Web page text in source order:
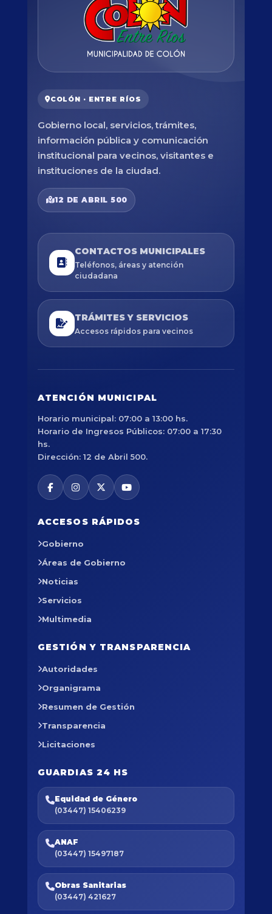
COLÓN · ENTRE RÍOS
Gobierno local, servicios, trámites,
información pública y comunicación
institucional para vecinos, visitantes e
instituciones de la ciudad.
12 DE ABRIL 500
CONTACTOS MUNICIPALES
Teléfonos, áreas y atención
ciudadana
TRÁMITES Y SERVICIOS
Accesos rápidos para vecinos
ATENCIÓN MUNICIPAL
Horario municipal: 07:00 a 13:00 hs.
Horario de Ingresos Públicos: 07:00 a 17:30
hs.
Dirección: 12 de Abril 500.
ACCESOS RÁPIDOS
Gobierno
Áreas de Gobierno
Noticias
Servicios
Multimedia
GESTIÓN Y TRANSPARENCIA
Autoridades
Organigrama
Resumen de Gestión
Transparencia
Licitaciones
GUARDIAS 24 HS
Equidad de Género
(03447) 15406239
ANAF
(03447) 15497187
Obras Sanitarias
(03447) 421627